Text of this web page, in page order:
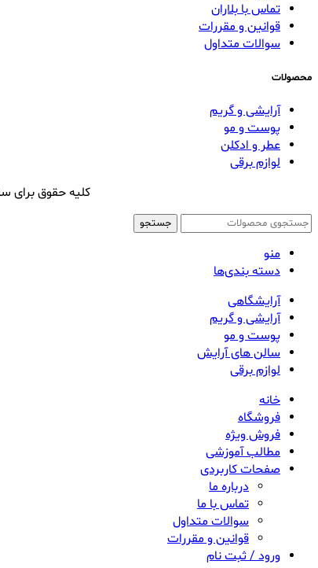
تماس با بلاران
قوانین و مقررات
سوالات متداول
محصولات
آرایشی و گریم
پوست و مو
عطر و ادکلن
لوازم برقی
کلیه حقوق برای
جستجو
منو
دسته بندی‌ها
آرایشگاهی
آرایشی و گریم
پوست و مو
سالن های آرایش
لوازم برقی
خانه
فروشگاه
فروش ویژه
مطالب آموزشی
صفحات کاربردی
درباره ما
تماس با ما
سوالات متداول
قوانین و مقررات
ورود / ثبت نام